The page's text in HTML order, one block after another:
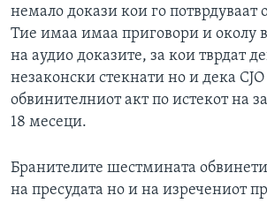
немало докази кои го потврдуваат
Тие имаа имаа приговори и околу
на аудио доказите, за кои тврдат
незаконски стекнати но и дека СЈО
обвинителниот акт по истекот на
18 месеци.
Бранителите шестмината
на пресудата но и на изречениот